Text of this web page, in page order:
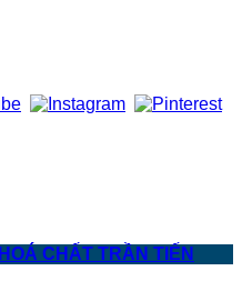
HOÁ CHẤT TRẦN TIẾN